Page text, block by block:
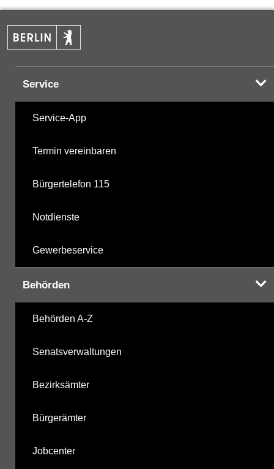
Service
Service-App
Termin vereinbaren
Bürgertelefon 115
Notdienste
Gewerbeservice
Behörden
Behörden A-Z
Senatsverwaltungen
Bezirksämter
Bürgerämter
Jobcenter